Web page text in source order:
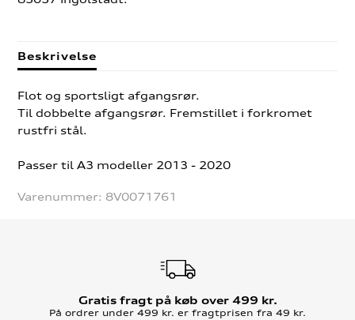
Beskrivelse
Flot og sportsligt afgangsrør.
Til dobbelte afgangsrør. Fremstillet i forkromet
rustfri stål.
Passer til A3 modeller 2013 - 2020
Varenummer: 8V0071761
Gratis fragt på køb over 499 kr.
På ordrer under 499 kr. er fragtprisen fra 49 kr.